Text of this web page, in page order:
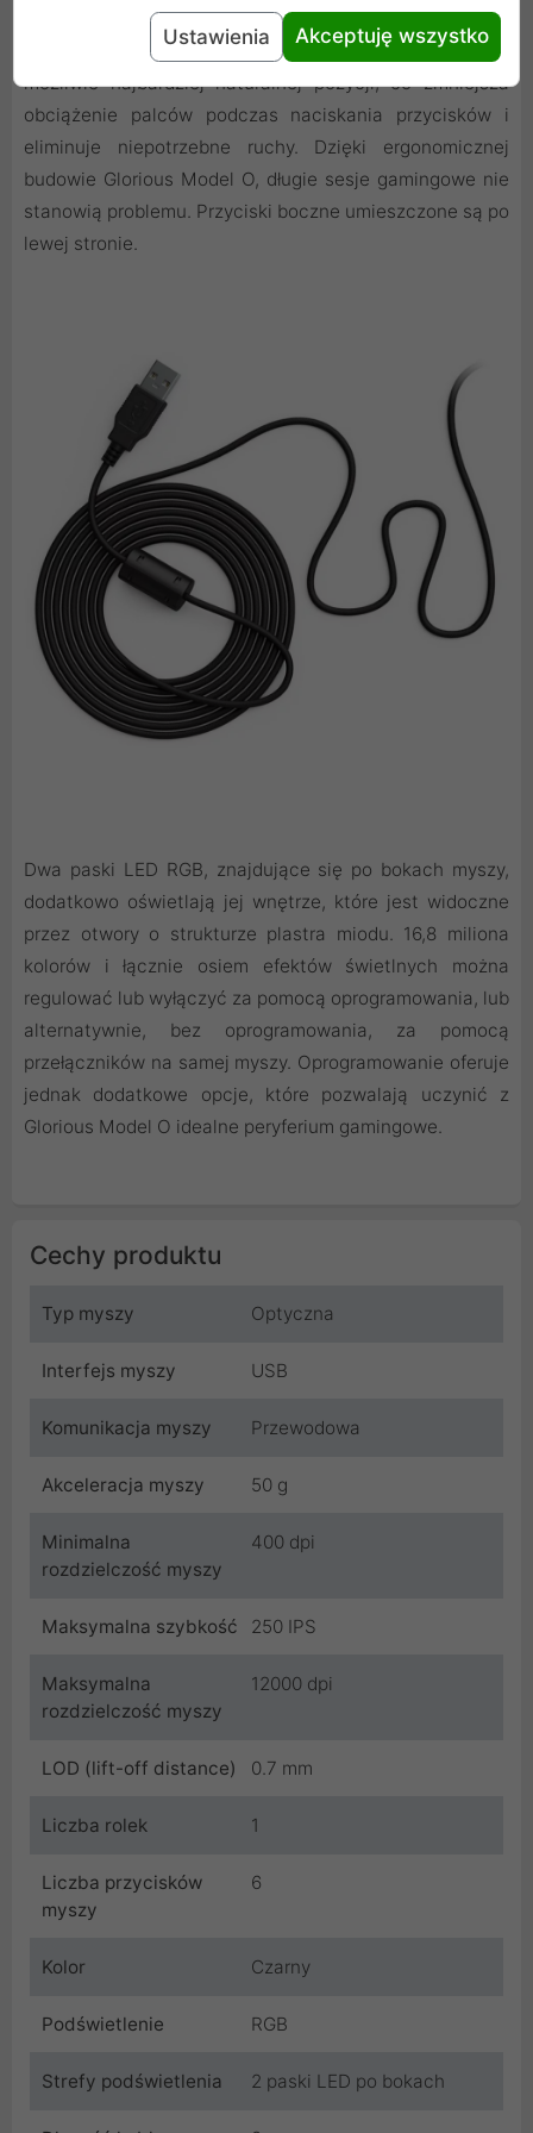
klikalna. Kształt jest zaprojektowany z myślą o obsłudze
oburęcznej, dzięki czemu dłoń spoczywa na myszy w
możliwie najbardziej naturalnej pozycji, co zmniejsza
obciążenie palców podczas naciskania przycisków i
eliminuje niepotrzebne ruchy. Dzięki ergonomicznej
budowie Glorious Model O, długie sesje gamingowe nie
stanowią problemu. Przyciski boczne umieszczone są po
lewej stronie.
Dwa paski LED RGB, znajdujące się po bokach myszy,
dodatkowo oświetlają jej wnętrze, które jest widoczne
przez otwory o strukturze plastra miodu. 16,8 miliona
kolorów i łącznie osiem efektów świetlnych można
regulować lub wyłączyć za pomocą oprogramowania, lub
alternatywnie, bez oprogramowania, za pomocą
przełączników na samej myszy. Oprogramowanie oferuje
jednak dodatkowe opcje, które pozwalają uczynić z
Glorious Model O idealne peryferium gamingowe.
Cechy produktu
Typ myszy Optyczna
Interfejs myszy USB
Komunikacja myszy Przewodowa
Akceleracja myszy 50 g
Minimalna
rozdzielczość myszy
400 dpi
Maksymalna szybkość 250 IPS
Maksymalna
rozdzielczość myszy
12000 dpi
LOD (lift-off distance) 0.7 mm
Liczba rolek 1
Liczba przycisków
myszy
6
Kolor Czarny
Podświetlenie RGB
Strefy podświetlenia 2 paski LED po bokach
Ustawienia Akceptuję wszystko